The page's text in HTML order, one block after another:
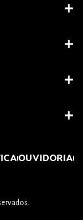
OUVIDORIA